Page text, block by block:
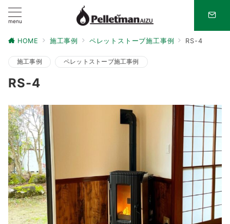
menu
HOME 施工事例 ペレットストーブ施工事例 RS-4
施工事例 ペレットストーブ施工事例
RS-4